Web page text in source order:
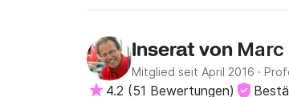
Inserat von Marc
Mitglied seit April 2016 ·
4.2 (51 Bewertungen)